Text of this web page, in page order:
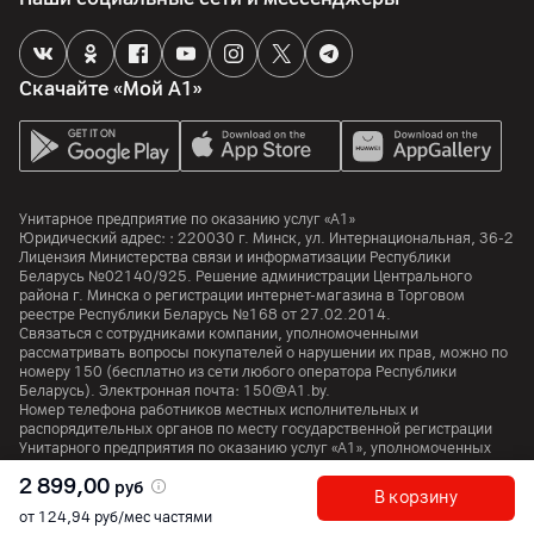
2 899,00 руб
от 124,94 руб/мес частями
В корзину
Импортер
ООО "Нереида", 220073, г. Минск, ул. Ольшевского, дом
10а, пом. 7
Производитель
Samsung Electronics Co., Ltd., 129 Samsung-Ro, Yeongtong-
Gu, Suwon-Si, Gyeonggi-Do, 16677, Корея
Комплект поставки
комплектная документация, основное устройство
Страна производитель
Южная Корея
Скачайте «Мой А1»
Унитарное предприятие по оказанию услуг «А1»
Юридический адрес: : 220030 г. Минск, ул. Интернациональная, 36-2
Лицензия Министерства связи и информатизации Республики
Беларусь №02140/925. Решение администрации Центрального
района г. Минска о регистрации интернет-магазина в Торговом
реестре Республики Беларусь №168 от 27.02.2014.
Связаться с сотрудниками компании, уполномоченными
рассматривать вопросы покупателей о нарушении их прав, можно по
номеру 150 (бесплатно из сети любого оператора Республики
Беларусь). Электронная почта: 150@A1.by.
Номер телефона работников местных исполнительных и
распорядительных органов по месту государственной регистрации
Унитарного предприятия по оказанию услуг «А1», уполномоченных